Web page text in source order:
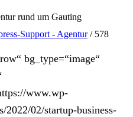
rund um Gauting
Support - Agentur / 578
bg_type=“image“
www.wp-
2022/02/startup-business-